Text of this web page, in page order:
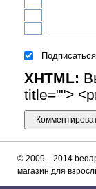
XHTML:
title="">
© 2009—2014
магазин для